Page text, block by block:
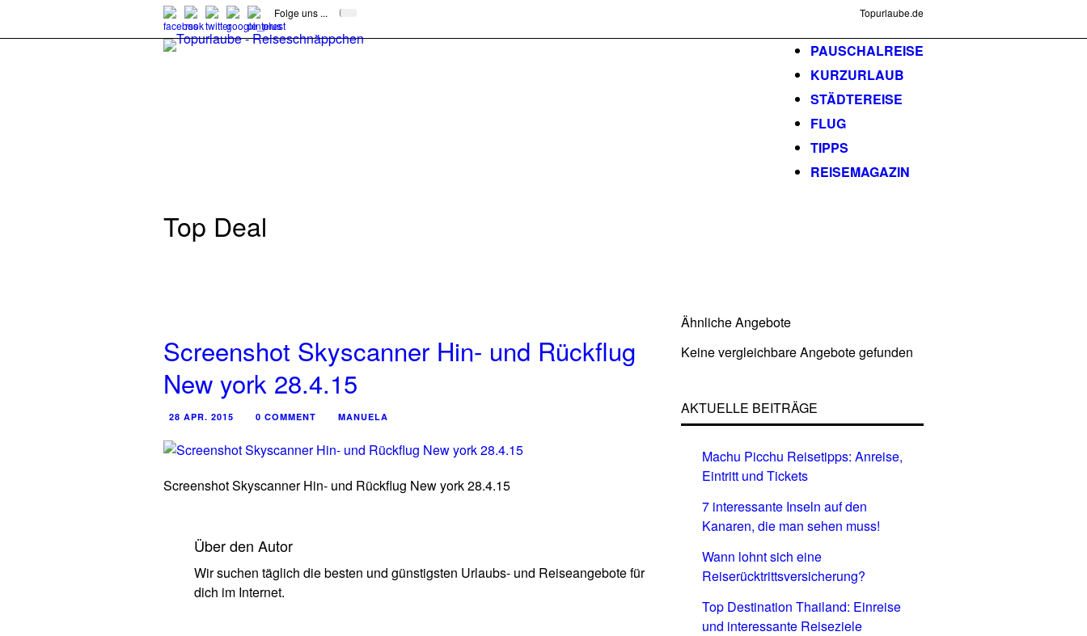
Folge uns ... Topurlaube.de
PAUSCHALREISE
KURZURLAUB
STÄDTEREISE
FLUG
TIPPS
REISEMAGAZIN
Top Deal
Screenshot Skyscanner Hin- und Rückflug
New york 28.4.15
28 APR. 2015 0 COMMENT MANUELA
Screenshot Skyscanner Hin- und Rückflug New york 28.4.15
Über den Autor
Wir suchen täglich die besten und günstigsten Urlaubs- und Reiseangebote für
dich im Internet.
Ähnliche Angebote
Keine vergleichbare Angebote gefunden
AKTUELLE BEITRÄGE
Machu Picchu Reisetipps: Anreise,
Eintritt und Tickets
7 interessante Inseln auf den
Kanaren, die man sehen muss!
Wann lohnt sich eine
Reiserücktrittsversicherung?
Top Destination Thailand: Einreise
und interessante Reiseziele